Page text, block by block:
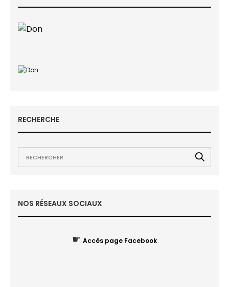
RECHERCHE
NOS RÉSEAUX SOCIAUX
☛ Accès page Facebook